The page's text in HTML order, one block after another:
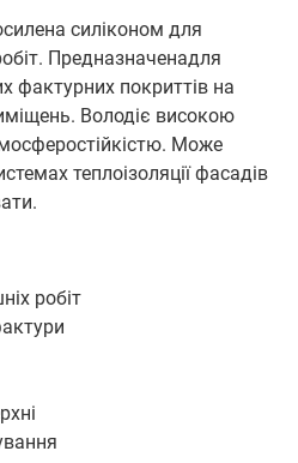
(0)силіконом для
Предназначенадля
фактурних покриттів на
Володіє високою
Може
теплоізоляції фасадів
робіт